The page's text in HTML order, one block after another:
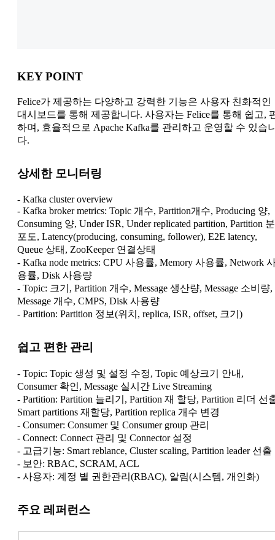
KEY POINT
Felice가 제공하는 다양하고 강력한 기능은 사용자 친화적인
대시보드를 통해 제공합니다. 사용자는 Felice를 통해 쉽고,
하며, 효율적으로 Apache Kafka를 관리하고 운영할 수 있습
다.
상세한 모니터링
- Kafka cluster overview
- Kafka broker metrics: Topic 개수, Partition개수, Producing 양,
Consuming 양, Under ISR, Under replicated partition, Partition 분
포도, Latency(producing, consuming, follower), E2E latency,
Queue 상태, ZooKeeper 연결상태
- Kafka node metrics: CPU 사용률, Memory 사용률, Network
용률, Disk 사용량
- Topic: 크기, Partition 개수, Message 생산량, Message 소비량,
Message 개수, CMPS, Disk 사용량
- Partition: Partition 정보(위치, replica, ISR, offset, 크기)
쉽고 편한 관리
- Topic: Topic 생성 및 설정 수정, Topic 예상크기 안내,
Consumer 확인, Message 실시간 Live Streaming
- Partition: Partition 늘리기, Partition 재 할당, Partition 리더 선
Smart partitions 재할당, Partition replica 개수 변경
- Consumer: Consumer 및 Consumer group 관리
- Connect: Connect 관리 및 Connector 설정
- 고급기능: Smart reblance, Cluster scaling, Partition leader 선출
- 보안: RBAC, SCRAM, ACL
- 사용자: 계정 별 권한관리(RBAC), 알림(시스템, 개인화)
주요 레퍼런스